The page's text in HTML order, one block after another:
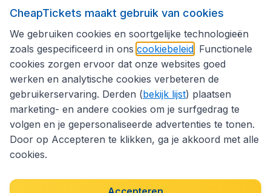
Volg CheapTickets.be
Privacybeleid
CheapTickets maakt gebruik van cookies
We gebruiken cookies en soortgelijke technologieën
zoals gespecificeerd in ons cookiebeleid . Functionele
cookies zorgen ervoor dat onze websites goed
werken en analytische cookies verbeteren de
gebruikerservaring. Derden (bekijk lijst) plaatsen
marketing- en andere cookies om je surfgedrag te
volgen en je gepersonaliseerde advertenties te tonen.
Door op Accepteren te klikken, ga je akkoord met alle
cookies.